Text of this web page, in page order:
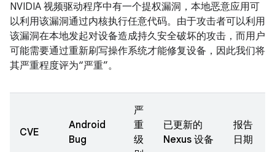
NVIDIA 视频驱动程序中有一个提权漏洞，本地恶意应用可
以利用该漏洞通过内核执行任意代码。由于攻击者可以利用
该漏洞在本地发起对设备造成持久安全破坏的攻击，而用户
可能需要通过重新刷写操作系统才能修复设备，因此我们将
其严重程度评为“严重”。
CVE
Android
Bug
严
重
级
已更新的
Nexus 设备
报告
日期